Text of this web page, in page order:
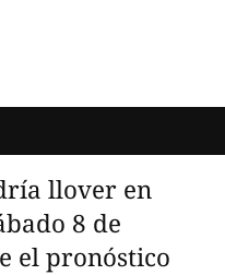
llover en
8 de
el pronóstico